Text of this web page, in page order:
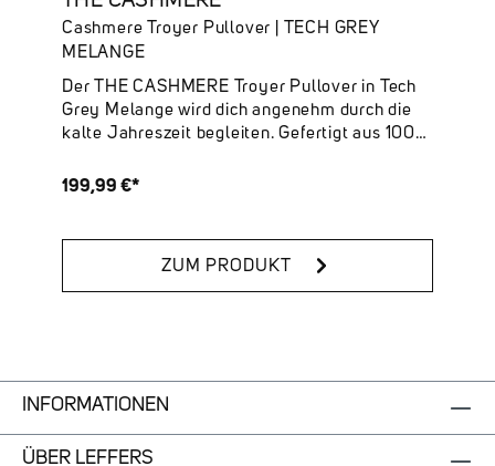
Cashmere Troyer Pullover | TECH GREY
MELANGE
Der THE CASHMERE Troyer Pullover in Tech
Grey Melange wird dich angenehm durch die
kalte Jahreszeit begleiten. Gefertigt aus 100
unvergleichlich weich auf deine Haut.
weich & nachhaltig✔ Halb zu öffnen durch den
edlen Reißverschluss✔ Hoher Kragen✔ Online
199,99 €*
ZUM PRODUKT
INFORMATIONEN
ÜBER LEFFERS